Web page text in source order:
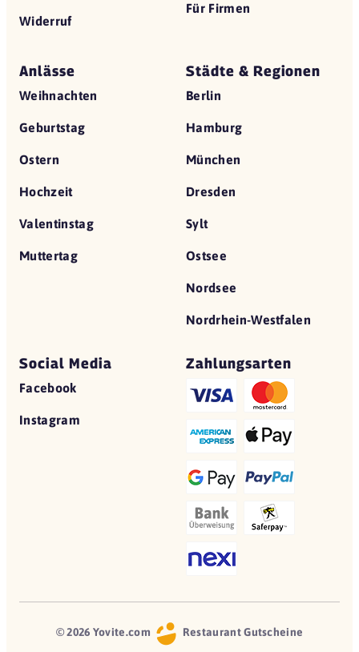
Widerruf
Für Firmen
Anlässe
Weihnachten
Geburtstag
Ostern
Hochzeit
Valentinstag
Muttertag
Städte & Regionen
Berlin
Hamburg
München
Dresden
Sylt
Ostsee
Nordsee
Nordrhein-Westfalen
Social Media
Facebook
Instagram
Zahlungsarten
© 2026 Yovite.com Restaurant Gutscheine